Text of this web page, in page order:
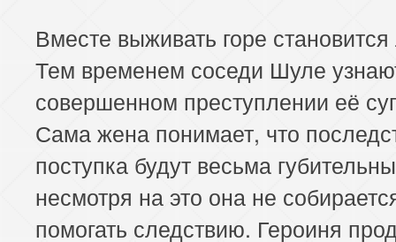
Вместе выживать горе становится
Тем временем соседи Шуле
совершенном преступлении её
Сама жена понимает, что
поступка будут весьма
несмотря на это она не
помогать следствию. Героиня